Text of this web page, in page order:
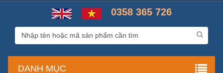
0358 365 726
DANH MỤC